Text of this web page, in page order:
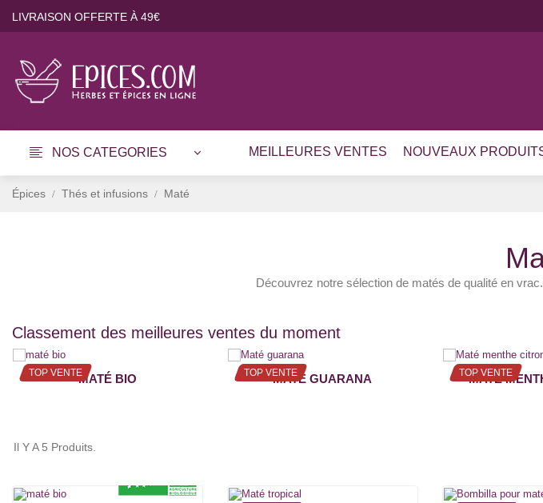
LIVRAISON OFFERTE À 49€
NOS CATEGORIES MEILLEURES VENTES NOUVEAUX
Épices Thés et infusions Maté
Découvrez notre sélection de matés de qualité en
Classement des meilleures ventes du moment
TOP VENTEMATÉ BIO TOP VENTEMATÉ GUARANA TOP VENTE
MATÉ
Il Y A 5 Produits.